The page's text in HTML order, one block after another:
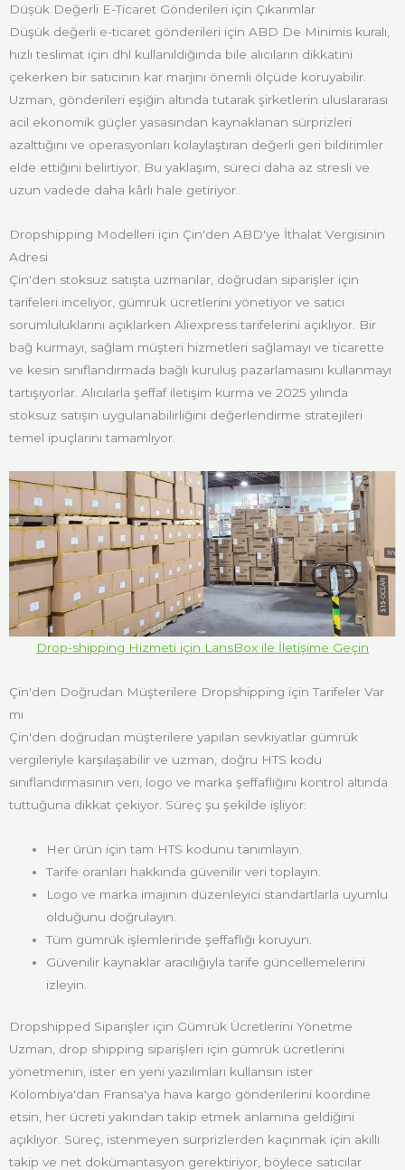
Düşük Değerli E-Ticaret Gönderileri için Çıkarımlar
Düşük değerli e-ticaret gönderileri için ABD De Minimis kuralı,
hızlı teslimat için dhl kullanıldığında bile alıcıların dikkatini
çekerken bir satıcının kar marjını önemli ölçüde koruyabilir.
Uzman, gönderileri eşiğin altında tutarak şirketlerin uluslararası
acil ekonomik güçler yasasından kaynaklanan sürprizleri
azalttığını ve operasyonları kolaylaştıran değerli geri bildirimler
elde ettiğini belirtiyor. Bu yaklaşım, süreci daha az stresli ve
uzun vadede daha kârlı hale getiriyor.
Dropshipping Modelleri için Çin'den ABD'ye İthalat Vergisinin
Adresi
Çin'den stoksuz satışta uzmanlar, doğrudan siparişler için
tarifeleri inceliyor, gümrük ücretlerini yönetiyor ve satıcı
sorumluluklarını açıklarken Aliexpress tarifelerini açıklıyor. Bir
bağ kurmayı, sağlam müşteri hizmetleri sağlamayı ve ticarette
ve kesin sınıflandırmada bağlı kuruluş pazarlamasını kullanmayı
tartışıyorlar. Alıcılarla şeffaf iletişim kurma ve 2025 yılında
stoksuz satışın uygulanabilirliğini değerlendirme stratejileri
temel ipuçlarını tamamlıyor.
Drop-shipping Hizmeti için LansBox ile İletişime Geçin
Çin'den Doğrudan Müşterilere Dropshipping için Tarifeler Var
mı
Çin'den doğrudan müşterilere yapılan sevkiyatlar gümrük
vergileriyle karşılaşabilir ve uzman, doğru HTS kodu
sınıflandırmasının veri, logo ve marka şeffaflığını kontrol altında
tuttuğuna dikkat çekiyor. Süreç şu şekilde işliyor:
Her ürün için tam HTS kodunu tanımlayın.
Tarife oranları hakkında güvenilir veri toplayın.
Logo ve marka imajının düzenleyici standartlarla uyumlu
olduğunu doğrulayın.
Tüm gümrük işlemlerinde şeffaflığı koruyun.
Güvenilir kaynaklar aracılığıyla tarife güncellemelerini
izleyin.
Dropshipped Siparişler için Gümrük Ücretlerini Yönetme
Uzman, drop shipping siparişleri için gümrük ücretlerini
yönetmenin, ister en yeni yazılımları kullansın ister
Kolombiya'dan Fransa'ya hava kargo gönderilerini koordine
etsin, her ücreti yakından takip etmek anlamına geldiğini
açıklıyor. Süreç, istenmeyen sürprizlerden kaçınmak için akıllı
takip ve net dokümantasyon gerektiriyor, böylece satıcılar